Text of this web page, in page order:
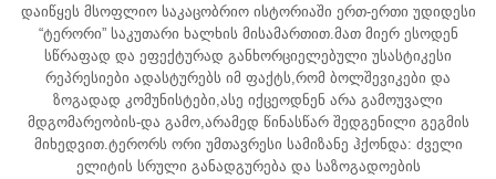
დაიწყეს მსოფლიო საკაცობრიო ისტორიაში ერთ-ერთი უდიდესი
“ტერორი” საკუთარი ხალხის მისამართით.მათ მიერ ესოდენ
სწრაფად და ეფექტურად განხორციელებული უსასტიკესი
რეპრესიები ადასტურებს იმ ფაქტს,რომ ბოლშევიკები და
ზოგადად კომუნისტები,ასე იქცეოდნენ არა გამოუვალი
მდგომარეობის-და გამო,არამედ წინასწარ შედგენილი გეგმის
მიხედვით.ტერორს ორი უმთავრესი სამიზანე ჰქონდა: ძველი
ელიტის სრული განადგურება და საზოგადოების